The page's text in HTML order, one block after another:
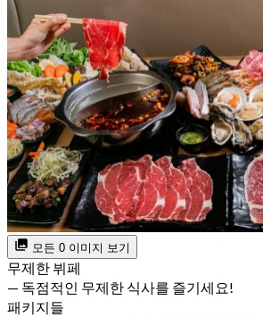
모든 0 이미지 보기
무제한 뷔페
— 독점적인 무제한 식사를 즐기세요!
패키지들